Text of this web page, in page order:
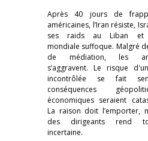
Après 40 jours de
américaines, l’Iran résiste,
ses raids au Liban et
mondiale suffoque. Malgré
de médiation, les
s’aggravent. Le risque
incontrôlée se fait
conséquences
économiques seraient
La raison doit l’emporter,
des dirigeants rend
incertaine.